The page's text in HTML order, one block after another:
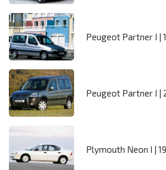
Peugeot Partner I |
Peugeot Partner I |
Plymouth Neon I |